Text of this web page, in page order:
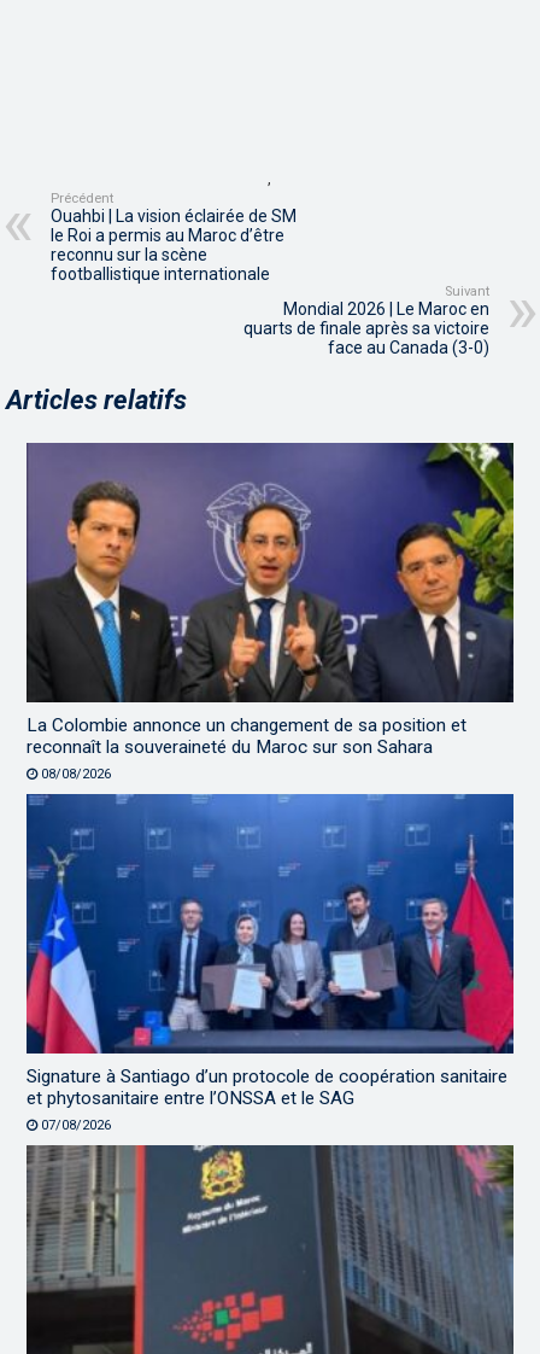
,
Précédent
Ouahbi | La vision éclairée de SM
le Roi a permis au Maroc d’être
reconnu sur la scène
footballistique internationale
Suivant
Mondial 2026 | Le Maroc en
quarts de finale après sa victoire
face au Canada (3-0)
Articles relatifs
La Colombie annonce un changement de sa position et
reconnaît la souveraineté du Maroc sur son Sahara
08/08/2026
Signature à Santiago d’un protocole de coopération sanitaire
et phytosanitaire entre l’ONSSA et le SAG
07/08/2026